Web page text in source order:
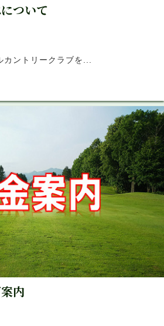
ついて
ントリークラブを...
内